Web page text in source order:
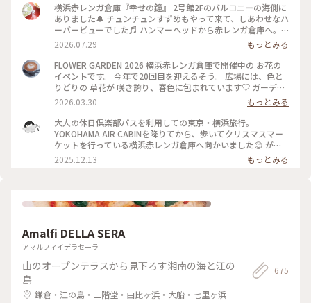
横浜赤レンガ倉庫『幸せの鐘』 2号館2Fのバルコニーの海側に
ありました🔔 チュンチュンすずめもやって来て、しあわせなハ
ーバービューでした♬ ハンマーヘッドから赤レンガ倉庫へ。
30年ぶりに一緒に来た友達と、赤レンガ倉庫といえば、「あぶ
ない刑事」だよね、とか言いながら、楽しく散策。当時はみな
とみらい地区といえば、インターコンチネンタルホテルやラン
ドマークタワーでした。今は、たくさんスポットがあり、周り
きれないですね♡ #ひみつの絶景#横浜#赤レンガ倉庫#あぶな
い刑事ロケ地#幸せの鐘#ベイブリッジ#みなとみらい#みなと
ぶらりチケット
2026.07.29
もっとみる
FLOWER GARDEN 2026 横浜赤レンガ倉庫で開催中の お花の
イベントです。 今年で20回目を迎えるそう。 広場には、色と
りどりの 草花が 咲き誇り、春色に包まれています♡ ガーデン
ベアも お出迎え✨ 週末にはマルシェも行われるとか。 横浜に
も 華やかな 季節が 訪れました。 4月19日まて開催 #風景 #フ
ラワーガーデン #赤レンガ倉庫 #みなとみらい #横浜 #神奈川 #
ガーデンネックレス横浜 #イベント
2026.03.30
もっとみる
大人の休日倶楽部パスを利用しての東京・横浜旅行。
YOKOHAMA AIR CABINを降りてから、歩いてクリスマスマー
ケットを行っている横浜赤レンガ倉庫へ向かいました😊 が、
びっくらポン‼️すごい人、人、人。 会場に入場するためのお金
を支払うための列がなが〜い😱 一度は列に並びましたが、後
チェックインしに行きました。 #神奈川県 #横浜市 #横浜赤レ
2025.12.13 もっとみる
Amalfi DELLA SERA
アマルフィイデラセーラ
山のオープンテラスから見下ろす湘南の海と江の
島
鎌倉・江の島・二階堂・由比ヶ浜・大船・七里ヶ浜
675